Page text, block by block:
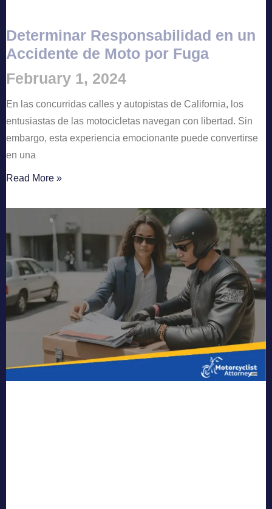
Determinar Responsabilidad en un
Accidente de Moto por Fuga
February 1, 2024
En las concurridas calles y autopistas de California, los
entusiastas de las motocicletas navegan con libertad. Sin
embargo, esta experiencia emocionante puede convertirse
en una
Read More »